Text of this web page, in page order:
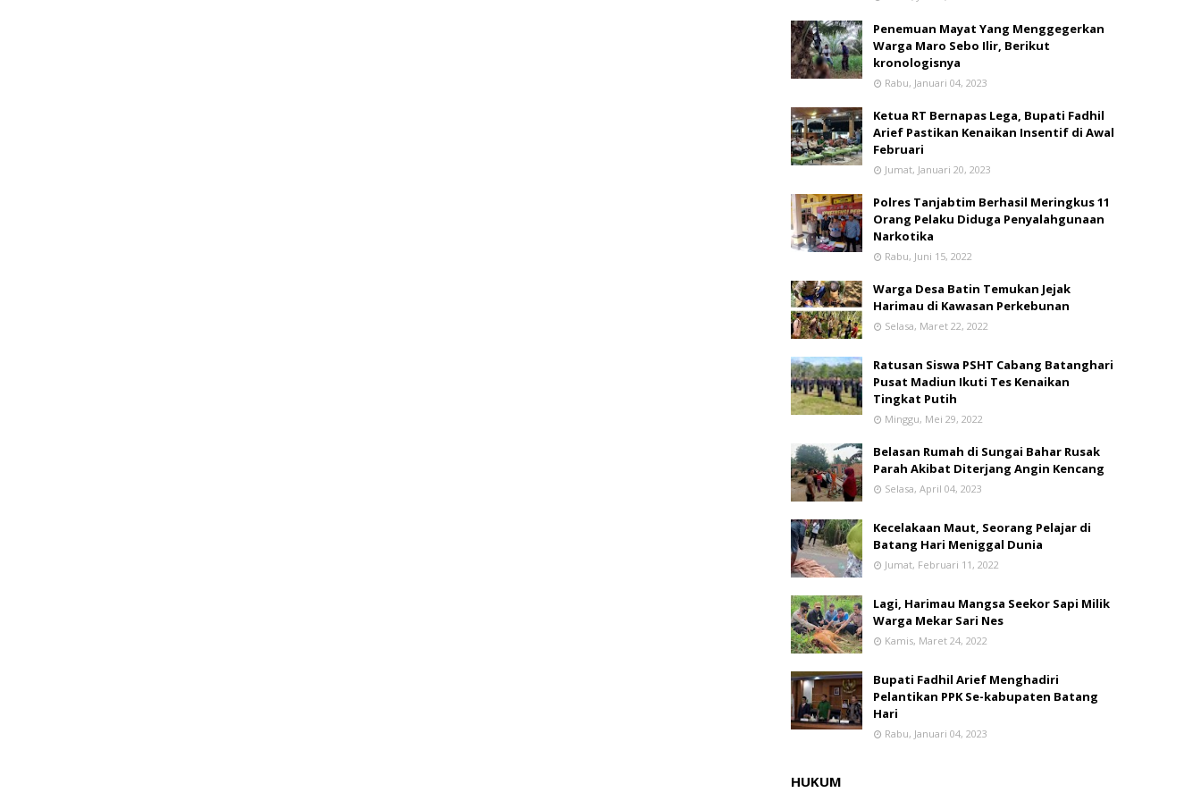
Penemuan Mayat Yang Menggegerkan
Warga Maro Sebo Ilir, Berikut
kronologisnya
Rabu, Januari 04, 2023
Ketua RT Bernapas Lega, Bupati Fadhil
Arief Pastikan Kenaikan Insentif di Awal
Februari
Jumat, Januari 20, 2023
Polres Tanjabtim Berhasil Meringkus 11
Orang Pelaku Diduga Penyalahgunaan
Narkotika
Rabu, Juni 15, 2022
Warga Desa Batin Temukan Jejak
Harimau di Kawasan Perkebunan
Selasa, Maret 22, 2022
Ratusan Siswa PSHT Cabang Batanghari
Pusat Madiun Ikuti Tes Kenaikan
Tingkat Putih
Minggu, Mei 29, 2022
Belasan Rumah di Sungai Bahar Rusak
Parah Akibat Diterjang Angin Kencang
Selasa, April 04, 2023
Kecelakaan Maut, Seorang Pelajar di
Batang Hari Meniggal Dunia
Jumat, Februari 11, 2022
Lagi, Harimau Mangsa Seekor Sapi Milik
Warga Mekar Sari Nes
Kamis, Maret 24, 2022
Bupati Fadhil Arief Menghadiri
Pelantikan PPK Se-kabupaten Batang
Hari
Rabu, Januari 04, 2023
HUKUM